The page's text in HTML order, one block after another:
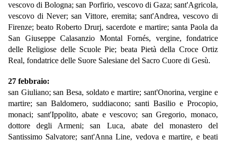
vescovo di Bologna; san Porfirio, vescovo di Gaza; sant'Agricola,
vescovo di Never; san Vittore, eremita; sant'Andrea, vescovo di
Firenze; beato Roberto Drurj, sacerdote e martire; santa Paola da
San Giuseppe Calasanzio Montal Fornés, vergine, fondatrice
delle Religiose delle Scuole Pie; beata Pietà della Croce Ortiz
Real, fondatrice delle Suore Salesiane del Sacro Cuore di Gesù.
27 febbraio:
san Giuliano; san Besa, soldato e martire; sant'Onorina, vergine e
martire; san Baldomero, suddiacono; santi Basilio e Procopio,
monaci; sant'Ippolito, abate e vescovo; san Gregorio, monaco,
dottore degli Armeni; san Luca, abate del monastero del
Santissimo Salvatore; sant'Anna Line, vedova e martire, e beati